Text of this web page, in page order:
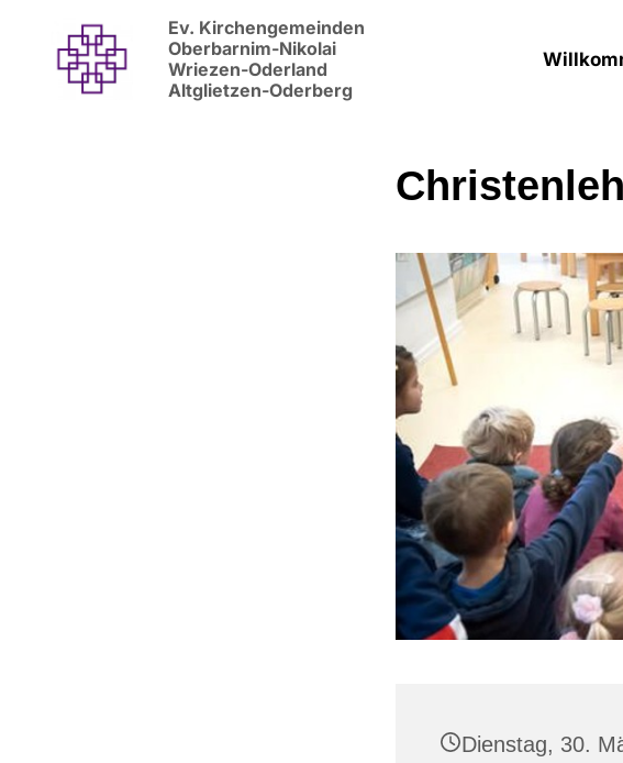
Ev. Kirchengemeinden
Oberbarnim-Nikolai
Wriezen-Oderland
Altglietzen-Oderberg
Dienstag, 30.